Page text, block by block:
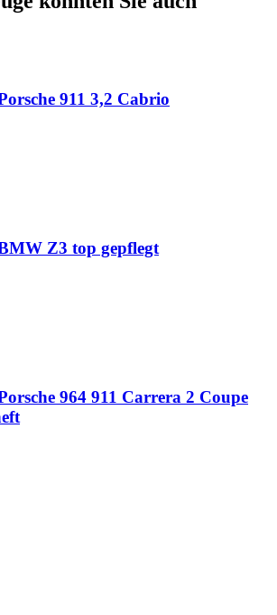
911 3,2 Cabrio
Z3 top gepflegt
964 911 Carrera 2 Coupe